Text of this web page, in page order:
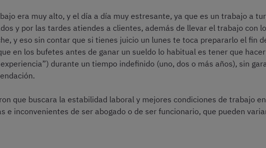
era muy alto, y el día a día muy estresante, ya que es un trabajo a
y por las tardes atiendes a clientes, además de llevar el trabajo con
y eso sin contar que si tienes juicio un lunes te toca prepararlo el fin
en los bufetes antes de ganar un sueldo lo habitual es tener que
durante un tiempo indefinido (uno, dos o más años), sin
que buscara la estabilidad laboral y mejores condiciones de trabajo
e inconvenientes de ser abogado o de ser funcionario, que pueden